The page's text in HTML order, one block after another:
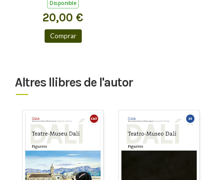
Disponible
20,00 €
Comprar
Altres llibres de l'autor